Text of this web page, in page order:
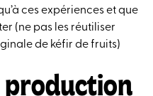
ces expériences et que
(ne pas les réutiliser
de kéfir de fruits)
production